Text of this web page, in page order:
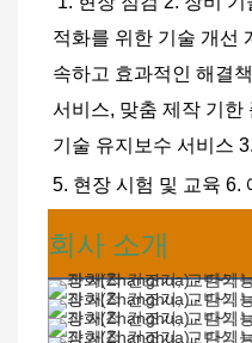
적화를 위한 기술 개선
속하고 효과적인 해결
서비스, 맞춤 제작 기한
기술 유지보수 서비스
5. 현장 시험 및 교육 6.
회사 소개